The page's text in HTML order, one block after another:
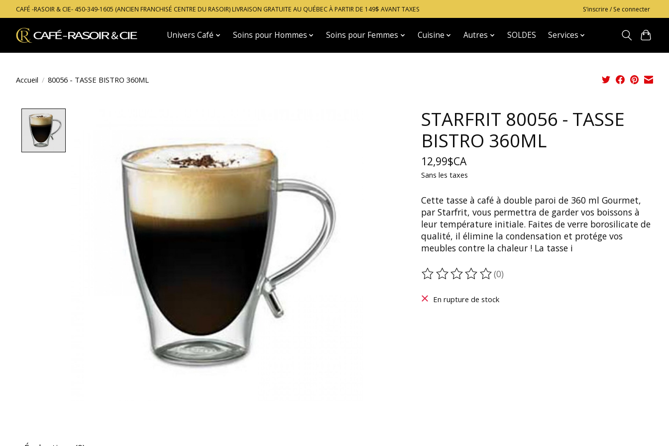
CAFÉ -RASOIR & CIE- 450-349-1605 (ANCIEN FRANCHISÉ CENTRE DU RASOIR) LIVRAISON GRATUITE AU QUÉBEC À PARTIR DE 149$ AVANT TAXES S’inscrire / Se connecter
Univers Café Soins pour Hommes Soins pour Femmes Cuisine Autres SOLDES Services
Accueil / 80056 - TASSE BISTRO 360ML
STARFRIT 80056 - TASSE
BISTRO 360ML
12,99$CA
Sans les taxes
Cette tasse à café à double paroi de 360 ml Gourmet,
par Starfrit, vous permettra de garder vos boissons à
leur température initiale. Faites de verre borosilicate de
qualité, il élimine la condensation et protége vos
meubles contre la chaleur ! La tasse i
Ce produit est évalué à
(0)
En rupture de stock